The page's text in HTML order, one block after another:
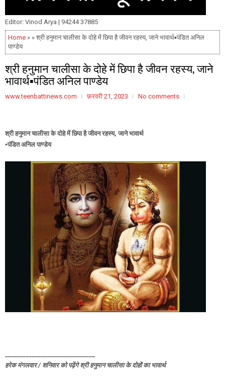
Editor: Vinod Arya | 94244 37885
Home » » श्री हनुमान चालीसा के दोहे में छिपा है जीवन रहस्य, जाने भावार्थ▪️पंडित अनिल
पाण्डेय
श्री हनुमान चालीसा के दोहे में छिपा है जीवन रहस्य, जाने
भावार्थ▪️पंडित अनिल पाण्डेय
www.teenbattinews.com फ़रवरी 21, 2023 No comments
श्री हनुमान चालीसा के दोहे में छिपा है जीवन रहस्य, जाने भावार्थ
▪️पंडित अनिल पाण्डेय
हरेक मंगलवार / शनिवार को पढ़ेंगे श्री हनुमान चालीसा के दोहों का भावार्थ